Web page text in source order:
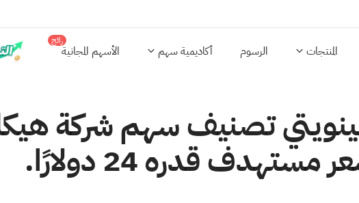
المنتجات الرسوم أكاديمية سهم الأسهم المجانية
رائج
تصنيف سهم شركة
قدره 24 دولارًا.